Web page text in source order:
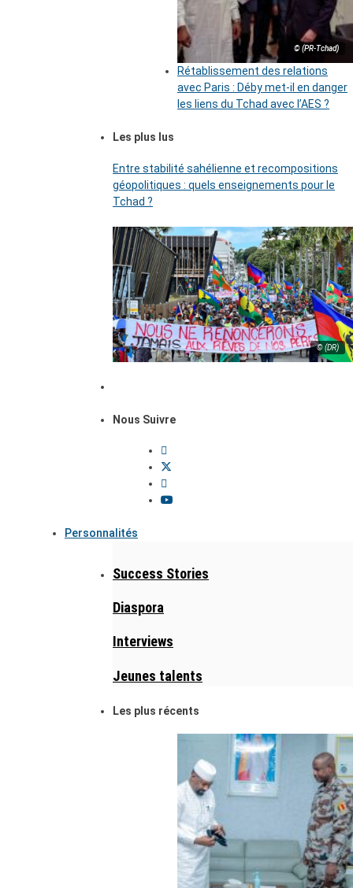
© (PR-Tchad)
Rétablissement des relations
avec Paris : Déby met-il en danger
les liens du Tchad avec l’AES ?
Les plus lus
Entre stabilité sahélienne et recompositions
géopolitiques : quels enseignements pour le
Tchad ?
© (DR)
Nous Suivre
Personnalités
Success Stories
Diaspora
Interviews
Jeunes talents
Les plus récents